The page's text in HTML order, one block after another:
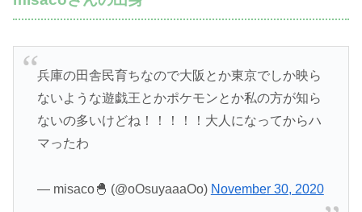
兵庫の田舎民育ちなので大阪とか東京でしか映ら
ないような遊戯王とかポケモンとか私の方が知ら
ないの多いけどね！！！！！大人になってからハ
マったわ
— misaco🐣 (@oOsuyaaaOo) November 30, 2020